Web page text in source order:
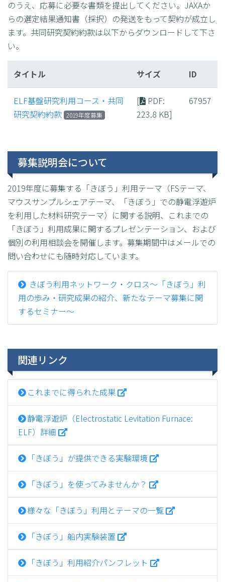
のうえ、応募に必要な書類を提出してください。JAXAか
らの選定結果通知書（採択）の発送をもって契約が成立し
ます。共同研究契約約款は以下からダウンロードして下さ
い。
タイトル サイズ ID
ELF基盤研究利用コース・共同
研究契約約款 2019年度募集
[ PDF:
223.8 KB]
67957
募集説明会について
2019年度に募集する「きぼう」利用テーマ（FSテーマ、
マウスサンプルシェアテーマ、「きぼう」での静電浮遊炉
を利用した材料研究テーマ）に関する説明、これまでの
「きぼう」利用成果に関するプレゼンテーション、および
個別の利用相談会を開催します。募集期間中はメールでの
問い合わせにも随時対応しています。
きぼう利用ネットワーク・クロス～「きぼう」利
用の歩み・研究成果の紹介、新たなテーマ募集に関
するセミナー～
関連リンク
これまでに得られた成果
静電浮遊炉（Electrostatic Levitation Furnace:
ELF）詳細
「きぼう」が提供できる実験環境
「きぼう」を使ってみませんか？
様々な「きぼう」利用とテーマの一覧
「きぼう」船内実験装置
「きぼう」利用紹介パンフレット